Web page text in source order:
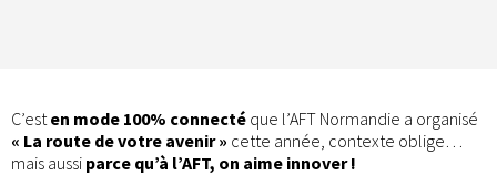
C’esten mode 100% connecté que l’AFT Normandie a organisé
« La route de votre avenir » cette année, contexte oblige…
mais aussi parce qu’à l’AFT, on aime innover !